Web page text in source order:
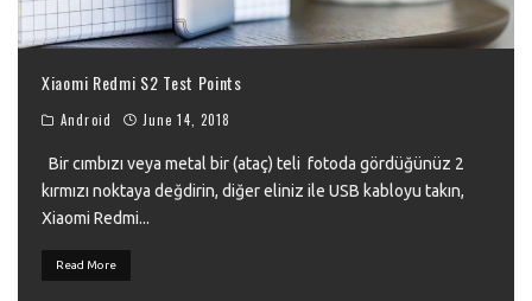
Xiaomi Redmi S2 Test Points
Android June 14, 2018
Bir cımbızı veya metal bir (ataç) teli fotoda gördüğünüz 2
kırmızı noktaya değdirin, diğer eliniz ile USB kabloyu takın,
Xiaomi Redmi...
Read More